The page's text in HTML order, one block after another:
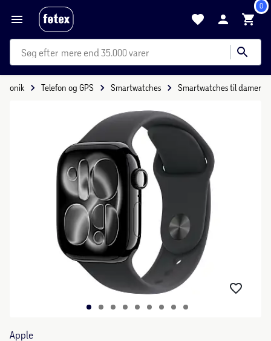
0
mere end 35.000 varer
Telefon og GPS Smartwatches Smartwatches til damer
Apple